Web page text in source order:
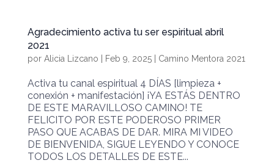
Agradecimiento activa tu ser espiritual abril
2021
por Alicia Lizcano Feb 9, 2025| Camino Mentora 2021
Activa tu canal espiritual 4 DÍAS [limpieza +
conexión + manifestación] ¡YA ESTÁS DENTRO
DE ESTE MARAVILLOSO CAMINO! TE
FELICITO POR ESTE PODEROSO PRIMER
PASO QUE ACABAS DE DAR. MIRA MI VIDEO
DE BIENVENIDA, SIGUE LEYENDO Y CONOCE
TODOS LOS DETALLES DE ESTE...